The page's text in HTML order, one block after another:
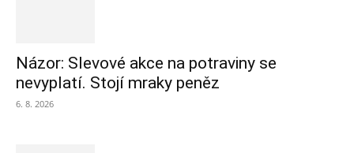
Názor: Slevové akce na potraviny se
nevyplatí. Stojí mraky peněz
6. 8. 2026